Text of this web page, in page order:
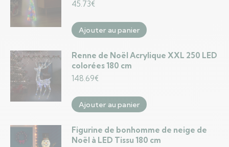
45.73€
Ajouter au panier
Renne de Noël Acrylique XXL 250 LED
colorées 180 cm
148.69€
Ajouter au panier
Figurine de bonhomme de neige de
Noël à LED Tissu 180 cm